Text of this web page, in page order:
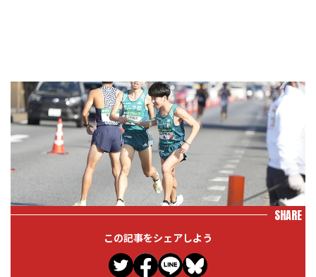
SHARE
この記事をシェアしよう